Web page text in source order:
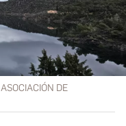
ASOCIACIÓN DE